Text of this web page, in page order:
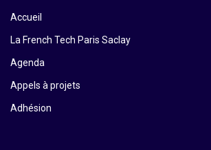
Accueil
La French Tech Paris Saclay
Agenda
Appels à projets
Adhésion